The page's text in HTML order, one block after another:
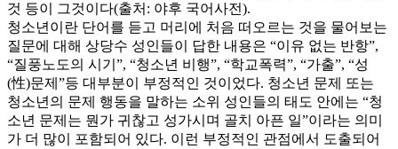
것 등이 그것이다(출처: 야후 국어사전).
청소년이란 단어를 듣고 머리에 처음 떠오르는 것을 물어보는
질문에 대해 상당수 성인들이 답한 내용은 “이유 없는 반항”,
“질풍노도의 시기”, “청소년 비행”, “학교폭력”, “가출”, “성
(性)문제”등 대부분이 부정적인 것이었다. 청소년 문제 또는
청소년의 문제 행동을 말하는 소위 성인들의 태도 안에는 “청
소년 문제는 뭔가 귀찮고 성가시며 골치 아픈 일”이라는 의미
가 더 많이 포함되어 있다. 이런 부정적인 관점에서 도출되어